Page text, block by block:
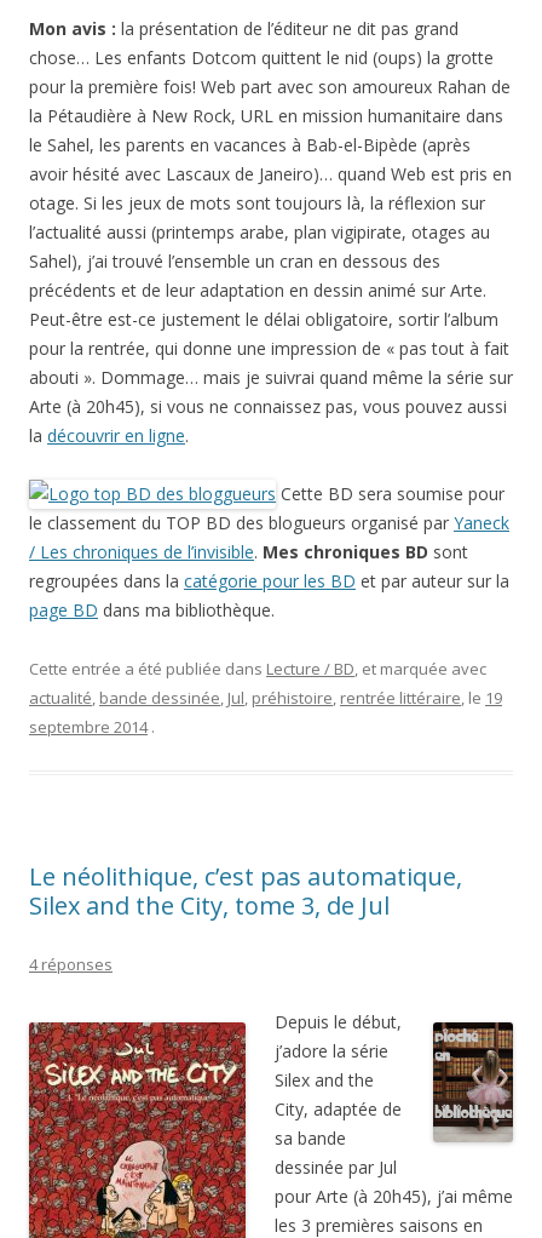
Mon avis : la présentation de l’éditeur ne dit pas grand
chose… Les enfants Dotcom quittent le nid (oups) la grotte
pour la première fois! Web part avec son amoureux Rahan de
la Pétaudière à New Rock, URL en mission humanitaire dans
le Sahel, les parents en vacances à Bab-el-Bipède (après
avoir hésité avec Lascaux de Janeiro)… quand Web est pris en
otage. Si les jeux de mots sont toujours là, la réflexion sur
l’actualité aussi (printemps arabe, plan vigipirate, otages au
Sahel), j’ai trouvé l’ensemble un cran en dessous des
précédents et de leur adaptation en dessin animé sur Arte.
Peut-être est-ce justement le délai obligatoire, sortir l’album
pour la rentrée, qui donne une impression de « pas tout à fait
abouti ». Dommage… mais je suivrai quand même la série sur
Arte (à 20h45), si vous ne connaissez pas, vous pouvez aussi
la découvrir en ligne.
Cette BD sera soumise pour
le classement du TOP BD des blogueurs organisé par Yaneck
/ Les chroniques de l’invisible. Mes chroniques BD sont
regroupées dans la catégorie pour les BD et par auteur sur la
page BD dans ma bibliothèque.
Cette entrée a été publiée dans Lecture / BD, et marquée avec
actualité, bande dessinée, Jul, préhistoire, rentrée littéraire, le 19
septembre 2014 .
Le néolithique, c’est pas automatique,
Silex and the City, tome 3, de Jul
4 réponses
Depuis le début,
j’adore la série
Silex and the
City, adaptée de
sa bande
dessinée par Jul
pour Arte (à 20h45), j’ai même
les 3 premières saisons en